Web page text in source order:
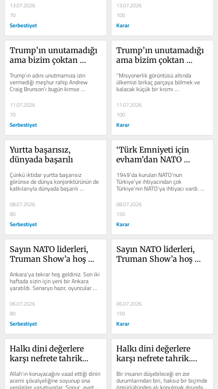
13.07.2026
70
Serbestiyet
13.07.2026
100
Karar
Trump’ın unutamadığı
ama bizim çoktan
Trump’ın adını unutmamıza izin
vermediği meşhur rahip Andrew
Craig Brunson’ı bugün kimse
hatırlamak istemiyor. Brunson hala
rahip,...
11.07.2026
70
Serbestiyet
Trump’ın unutamadığı
ama bizim çoktan
“Misyonerlik görüntüsü altında
ülkemizi birkaç parçaya bölmek ve
kalacak küçük bir kısmı
FETÖ/PDY’nin yönetimine vermek”...
11.07.2026
100
Karar
Yurtta başarısız,
dünyada başarılı
Çünkü iktidar yurtta başarısız
görünse de dünya konjonktürünün de
katkılarıyla dünyada başarılı
görünüyor. Bu güçlü kas,...
08.07.2026
80
Serbestiyet
‘Türk Emniyeti için
evham’dan NATO
1949’da kurulan NATO’nun
Türkiye’ye ihtiyacından çok
Türkiye’nin NATO’ya ihtiyacı vardı. Ve
bunun için ortada, bugünlerde
unutulan...
08.07.2026
150
Karar
Sayın NATO liderleri,
Truman Show’a hoş
Ankara’ya tekrar hoş geldiniz. Son iki
haftada sizin için yeni bir Ankara
yaratıldı. Senaryo hazır, oyuncular
hazır, yönetmen motor dediği...
06.07.2026
80
Serbestiyet
Sayın NATO liderleri,
Truman Show’a hoş
06.07.2026
150
Karar
Halkı dini değerlere
karşı nefrete tahrik…
Allah’ın koruyacağını vaad ettiği dinin
acemi şövalyeliğine soyunup ona
Halkı dini değerlere
karşı nefrete tahrik….
Bir insanın düşebileceği en zor
durumlarından biri, haksız bir biçimde